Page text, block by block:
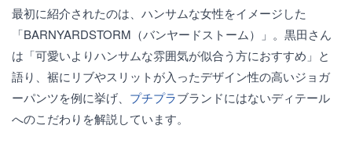
最初に紹介されたのは、ハンサムな女性をイメージした
「BARNYARDSTORM（バンヤードストーム）」。黒田さん
は「可愛いよりハンサムな雰囲気が似合う方におすすめ」と
語り、裾にリブやスリットが入ったデザイン性の高いジョガ
ーパンツを例に挙げ、 プチプラブランドにはないディテール
へのこだわりを解説しています。